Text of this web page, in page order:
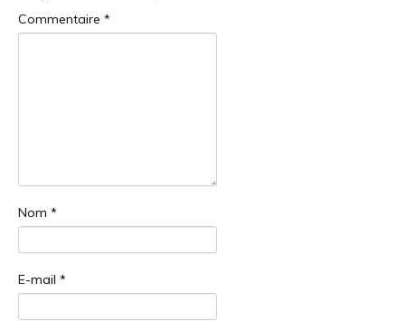
Commentaire *
Nom *
E-mail *